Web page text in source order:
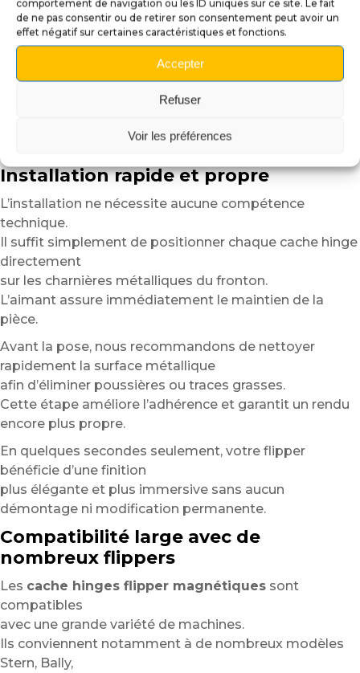
comportement de navigation ou les ID uniques sur ce site. Le fait
de ne pas consentir ou de retirer son consentement peut avoir un
effet négatif sur certaines caractéristiques et fonctions.
Accepter
Refuser
Voir les préférences
flipper.
Grâce au support magnétique intégré, les cache hinges
restent parfaitement
en place tout en conservant une grande simplicité
Vous pouvez les retirer, les repositionner ou les
remplacer facilement
selon vos envies ou le thème de votre machine.
Installation rapide et propre
L’installation ne nécessite aucune compétence
technique.
Il suffit simplement de positionner chaque cache hinge
directement
sur les charnières métalliques du fronton.
L’aimant assure immédiatement le maintien de la
pièce.
Avant la pose, nous recommandons de nettoyer
rapidement la surface métallique
afin d’éliminer poussières ou traces grasses.
Cette étape améliore l’adhérence et garantit un rendu
encore plus propre.
En quelques secondes seulement, votre flipper
bénéficie d’une finition
plus élégante et plus immersive sans aucun
démontage ni modification permanente.
Compatibilité large avec de
nombreux flippers
Les cache hinges flipper magnétiques sont
compatibles
avec une grande variété de machines.
Ils conviennent notamment à de nombreux modèles
Stern, Bally,